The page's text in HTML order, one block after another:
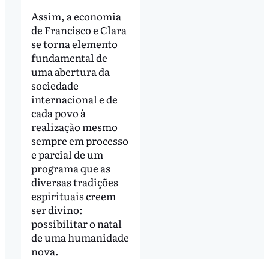
Assim, a economia
de Francisco e Clara
se torna elemento
fundamental de
uma abertura da
sociedade
internacional e de
cada povo à
realização mesmo
sempre em processo
e parcial de um
programa que as
diversas tradições
espirituais creem
ser divino:
possibilitar o natal
de uma humanidade
nova.